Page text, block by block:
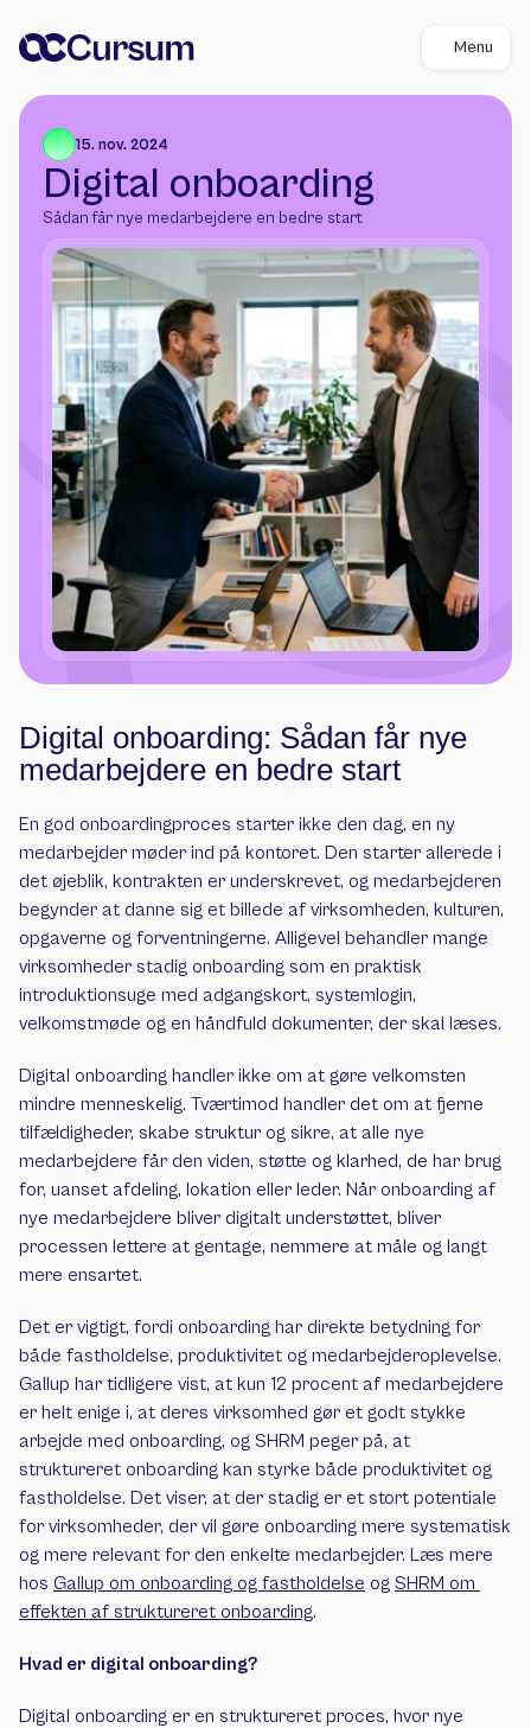
15. nov. 2024
Digital onboarding
Sådan får nye medarbejdere en bedre start
Digital onboarding: Sådan får nye
medarbejdere en bedre start
En god onboardingproces starter ikke den dag, en ny
medarbejder møder ind på kontoret. Den starter allerede i
det øjeblik, kontrakten er underskrevet, og medarbejderen
begynder at danne sig et billede af virksomheden, kulturen,
opgaverne og forventningerne. Alligevel behandler mange
virksomheder stadig onboarding som en praktisk
introduktionsuge med adgangskort, systemlogin,
velkomstmøde og en håndfuld dokumenter, der skal læses.
Digital onboarding handler ikke om at gøre velkomsten
mindre menneskelig. Tværtimod handler det om at fjerne
tilfældigheder, skabe struktur og sikre, at alle nye
medarbejdere får den viden, støtte og klarhed, de har brug
for, uanset afdeling, lokation eller leder. Når onboarding af
nye medarbejdere bliver digitalt understøttet, bliver
processen lettere at gentage, nemmere at måle og langt
mere ensartet.
Det er vigtigt, fordi onboarding har direkte betydning for
både fastholdelse, produktivitet og medarbejderoplevelse.
Gallup har tidligere vist, at kun 12 procent af medarbejdere
er helt enige i, at deres virksomhed gør et godt stykke
arbejde med onboarding, og SHRM peger på, at
struktureret onboarding kan styrke både produktivitet og
fastholdelse. Det viser, at der stadig er et stort potentiale
for virksomheder, der vil gøre onboarding mere systematisk
og mere relevant for den enkelte medarbejder. Læs mere
hos Gallup om onboarding og fastholdelse og SHRM om
effekten af struktureret onboarding.
Hvad er digital onboarding?
Digital onboarding er en struktureret proces, hvor nye
Menu